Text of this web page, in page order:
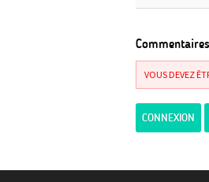
Commentaires
VOUS DEVEZ
CONNEXION